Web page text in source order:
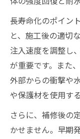
長寿命化のポイン
と、施工後の適切
注入速度を調整し
が重要です。また
外部からの衝撃や
や保護材を使用す
さらに、補修後の
かせません。早期